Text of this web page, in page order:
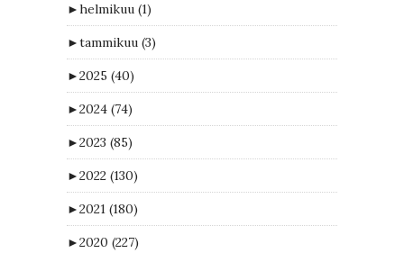
►helmikuu (1)
►tammikuu (3)
►2025 (40)
►2024 (74)
►2023 (85)
►2022 (130)
►2021 (180)
►2020 (227)